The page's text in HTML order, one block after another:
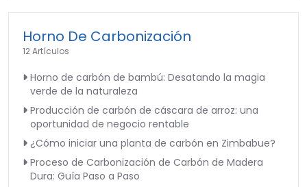
Horno De Carbonización
12 Artículos
Horno de carbón de bambú: Desatando la magia
verde de la naturaleza
Producción de carbón de cáscara de arroz: una
oportunidad de negocio rentable
¿Cómo iniciar una planta de carbón en Zimbabue?
Proceso de Carbonización de Carbón de Madera
Dura: Guía Paso a Paso